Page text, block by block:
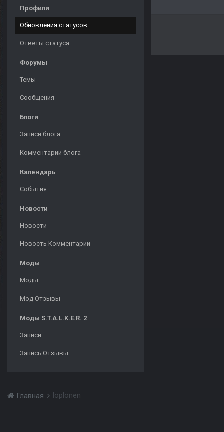
Профили
Обновления статусов
Ответы статуса
Форумы
Темы
Сообщения
Блоги
Записи блога
Комментарии блога
Календарь
События
Новости
Новости
Новость Комментарии
Моды
Моды
Мод Отзывы
Моды S.T.A.L.K.E.R. 2
Записи
Запись Отзывы
Главная loplonen